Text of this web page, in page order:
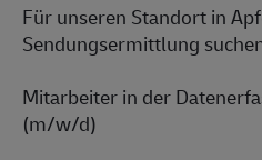
Für unseren Standort in
Sendungsermittlung
Mitarbeiter in der
(m/w/d)